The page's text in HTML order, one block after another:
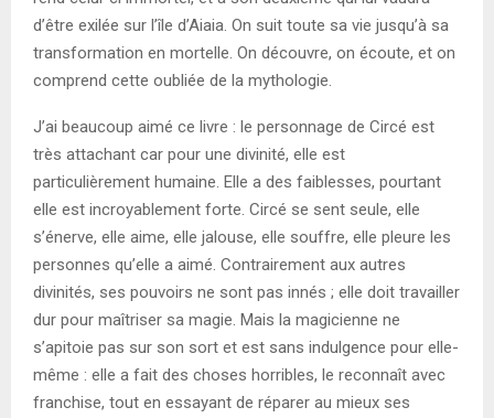
d’être exilée sur l’île d’Aiaia. On suit toute sa vie jusqu’à sa
transformation en mortelle. On découvre, on écoute, et on
comprend cette oubliée de la mythologie.
J’ai beaucoup aimé ce livre : le personnage de Circé est
très attachant car pour une divinité, elle est
particulièrement humaine. Elle a des faiblesses, pourtant
elle est incroyablement forte. Circé se sent seule, elle
s’énerve, elle aime, elle jalouse, elle souffre, elle pleure les
personnes qu’elle a aimé. Contrairement aux autres
divinités, ses pouvoirs ne sont pas innés ; elle doit travailler
dur pour maîtriser sa magie. Mais la magicienne ne
s’apitoie pas sur son sort et est sans indulgence pour elle-
même : elle a fait des choses horribles, le reconnaît avec
franchise, tout en essayant de réparer au mieux ses